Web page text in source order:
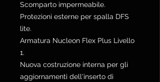
Scomparto impermeabile.
Protezioni esterne per spalla DFS
lite.
Armatura Nucleon Flex Plus Livello
1.
Nuova costruzione interna per gli
aggiornamenti dell'inserto di